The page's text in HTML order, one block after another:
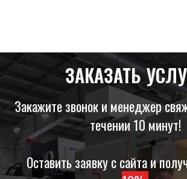
ЗАКАЗАТЬ
Закажите звонок и менеджер
течении 10 минут!
Оставить заявку с сайта и